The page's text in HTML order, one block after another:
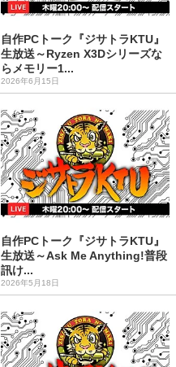
自作PCトーク『ジサトラKTU』
生放送～Ryzen X3Dシリーズな
らメモリー1...
2026年6月15日
自作PCトーク『ジサトラKTU』
生放送～Ask Me Anything!普段
訊け...
2026年5月18日